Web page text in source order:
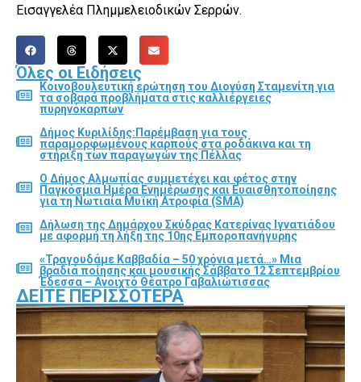
Εισαγγελέα Πλημμελειοδικών Σερρών.
Όλες οι Ειδήσεις
Κοινοβουλευτική ερώτηση του Διονύση Σταμενίτη για
τα σοβαρά προβλήματα στις καλλιέργειες
πυρηνόκαρπων
Δήμος Κυριλίδης:Παρέμβαση για τους
παραμορφωμένους καρπούς στα ροδάκινα και τη
στήριξη των παραγωγών της Πέλλας
Ο Δήμος Αλμωπίας συμμετέχει και φέτος στην
Παγκόσμια Ημέρα Ενημέρωσης και Ευαισθητοποίησης
για τη Νωτιαία Μυϊκή Ατροφία (SMA)
Δήλωση της Δημάρχου Σκύδρας Κατερίνας Ιγνατιάδου
με αφορμή τη λήξη της 10ης Εμποροπανήγυρης
«Τραγουδάμε Καββαδία – 50 χρόνια μετά…» Μια
βραδιά ποίησης και μουσικής Σάββατο 12 Σεπτεμβρίου
Έδεσσα – Ανοιχτό Θέατρο Γαβαλιώτισσας
ΔΕΊΤΕ ΠΕΡΙΣΣΌΤΕΡΑ